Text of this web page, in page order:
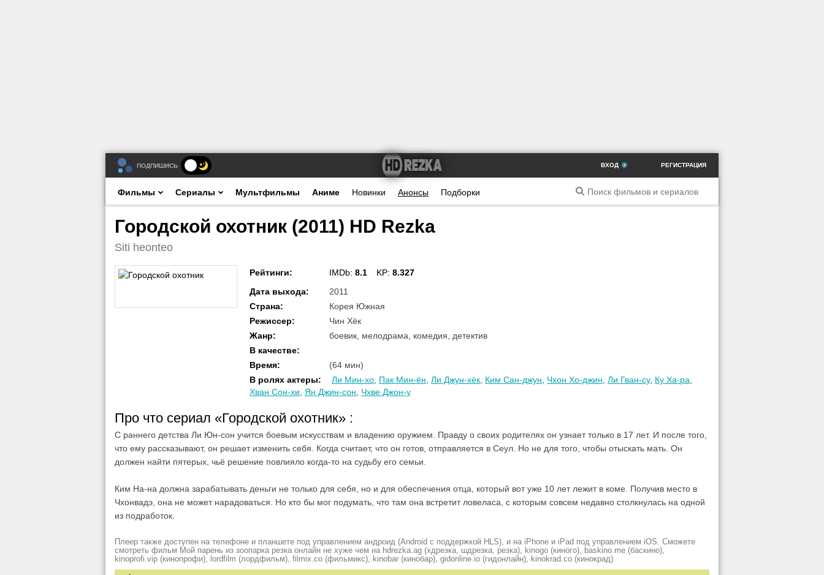
ПОДПИШИСЬ ВХОД РЕГИСТРАЦИЯ
Фильмы Сериалы Мультфильмы Аниме Новинки Анонсы Подборки
Городской охотник (2011) HD Rezka
Siti heonteo
Рейтинги: IMDb: 8.1 KP: 8.327
Дата выхода:
2011
Страна:
Корея Южная
Режиссер:
Чин Хёк
Жанр:
боевик, мелодрама, комедия, детектив
В качестве:
Время:
(64 мин)
В ролях актеры: Ли Мин-хо Пак Мин-ён Ли Джун-хёк Ким Сан-джун Чхон Хо-джин Ли Гван-су, Ку Ха-ра
Хван Сон-хи
Ян Джин-сон Чхве Джон-у
Про что сериал «Городской охотник» :
С раннего детства Ли Юн-сон учится боевым искусствам и владению оружием. Правду о своих родителях он узнает только в 17 лет. И после того,
что ему рассказывают, он решает изменить себя. Когда считает, что он готов, отправляется в Сеул. Но не для того, чтобы отыскать мать. Он
должен найти пятерых, чьё решение повлияло когда-то на судьбу его семьи.
Ким На-на должна зарабатывать деньги не только для себя, но и для обеспечения отца, который вот уже 10 лет лежит в коме. Получив место в
Чхонвадэ, она не может нарадоваться. Но кто бы мог подумать, что там она встретит ловеласа, с которым совсем недавно столкнулась на одной
из подработок.
Плеер также доступен на телефоне и планшете под управлением андроид (Android с поддержкой HLS), и на iPhone и iPad под управлением iOS. Сможете
смотреть фильм Мой парень из зоопарка резка онлайн не хуже чем на hdrezka.ag (хдрезка, шдрезка, резка), kinogo (киного), baskino.me (баскино),
kinoprofi.vip (кинопрофи), lordfilm (лордфильм), filmix.co (фильмикс), kinobar (кинобар), gidonline.io (гидонлайн), kinokrad.сo (кинокрад).